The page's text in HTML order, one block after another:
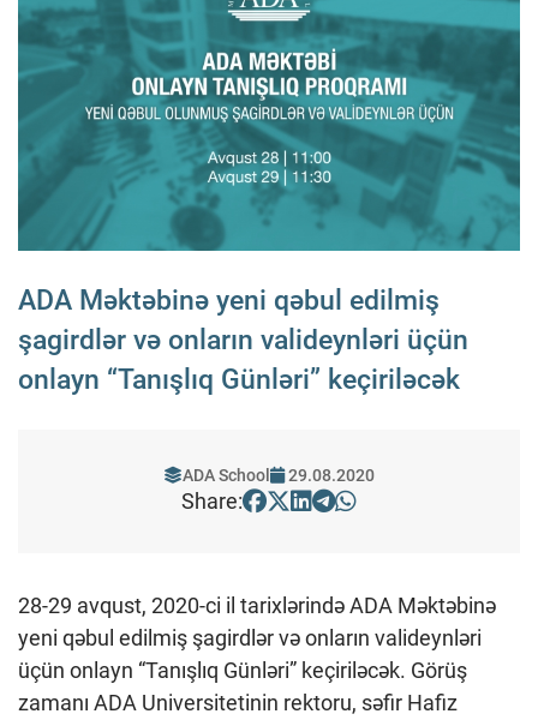
ADA Məktəbinə yeni qəbul edilmiş
şagirdlər və onların valideynləri üçün
onlayn “Tanışlıq Günləri” keçiriləcək
ADA School 29.08.2020
Share:
28-29 avqust, 2020-ci il tarixlərində ADA Məktəbinə
yeni qəbul edilmiş şagirdlər və onların valideynləri
üçün onlayn “Tanışlıq Günləri” keçiriləcək. Görüş
zamanı ADA Universitetinin rektoru, səfir Hafiz